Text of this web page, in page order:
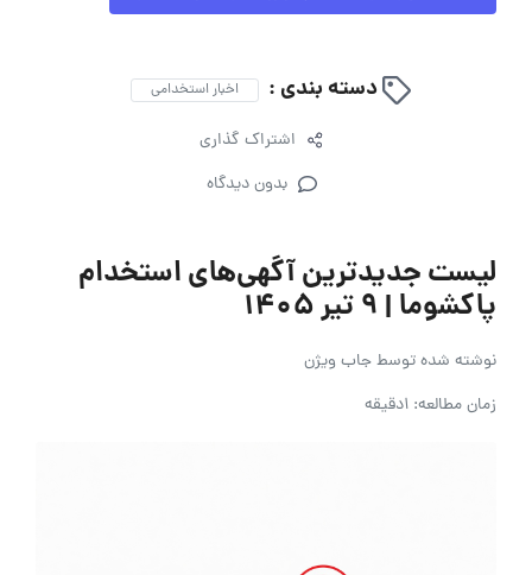
دسته بندی : اخبار استخدامی
اشتراک گذاری
بدون دیدگاه
لیست جدیدترین آگهی‌های استخدام
پاکشوما | ۹ تیر ۱۴۰۵
نوشته شده توسطجاب ویژن
زمان مطالعه: 1دقیقه